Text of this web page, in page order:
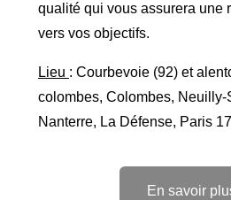
qualité qui vous assurera une
vers vos objectifs.
Lieu : Courbevoie (92) et
colombes, Colombes,
Nanterre, La Défense, Paris
En savoir